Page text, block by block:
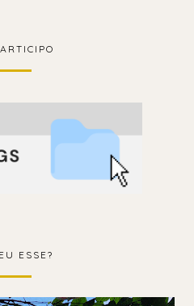
ESSE?